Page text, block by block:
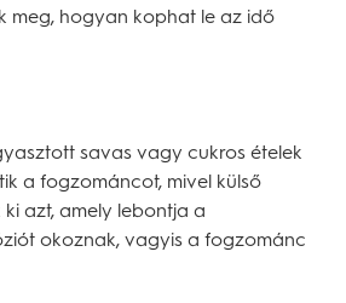
meg, hogyan kophat le az idő
savas vagy cukros ételek
a fogzománcot, mivel külső
azt, amely lebontja a
okoznak, vagyis a fogzománc